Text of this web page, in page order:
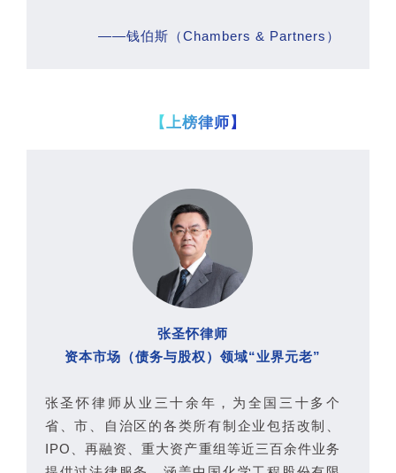
——钱伯斯（Chambers & Partners）
【上榜律师】
张圣怀律师
资本市场（债务与股权）领域“业界元老”
张圣怀律师从业三十余年，为全国三十多个
省、市、自治区的各类所有制企业包括改制、
IPO、再融资、重大资产重组等近三百余件业务